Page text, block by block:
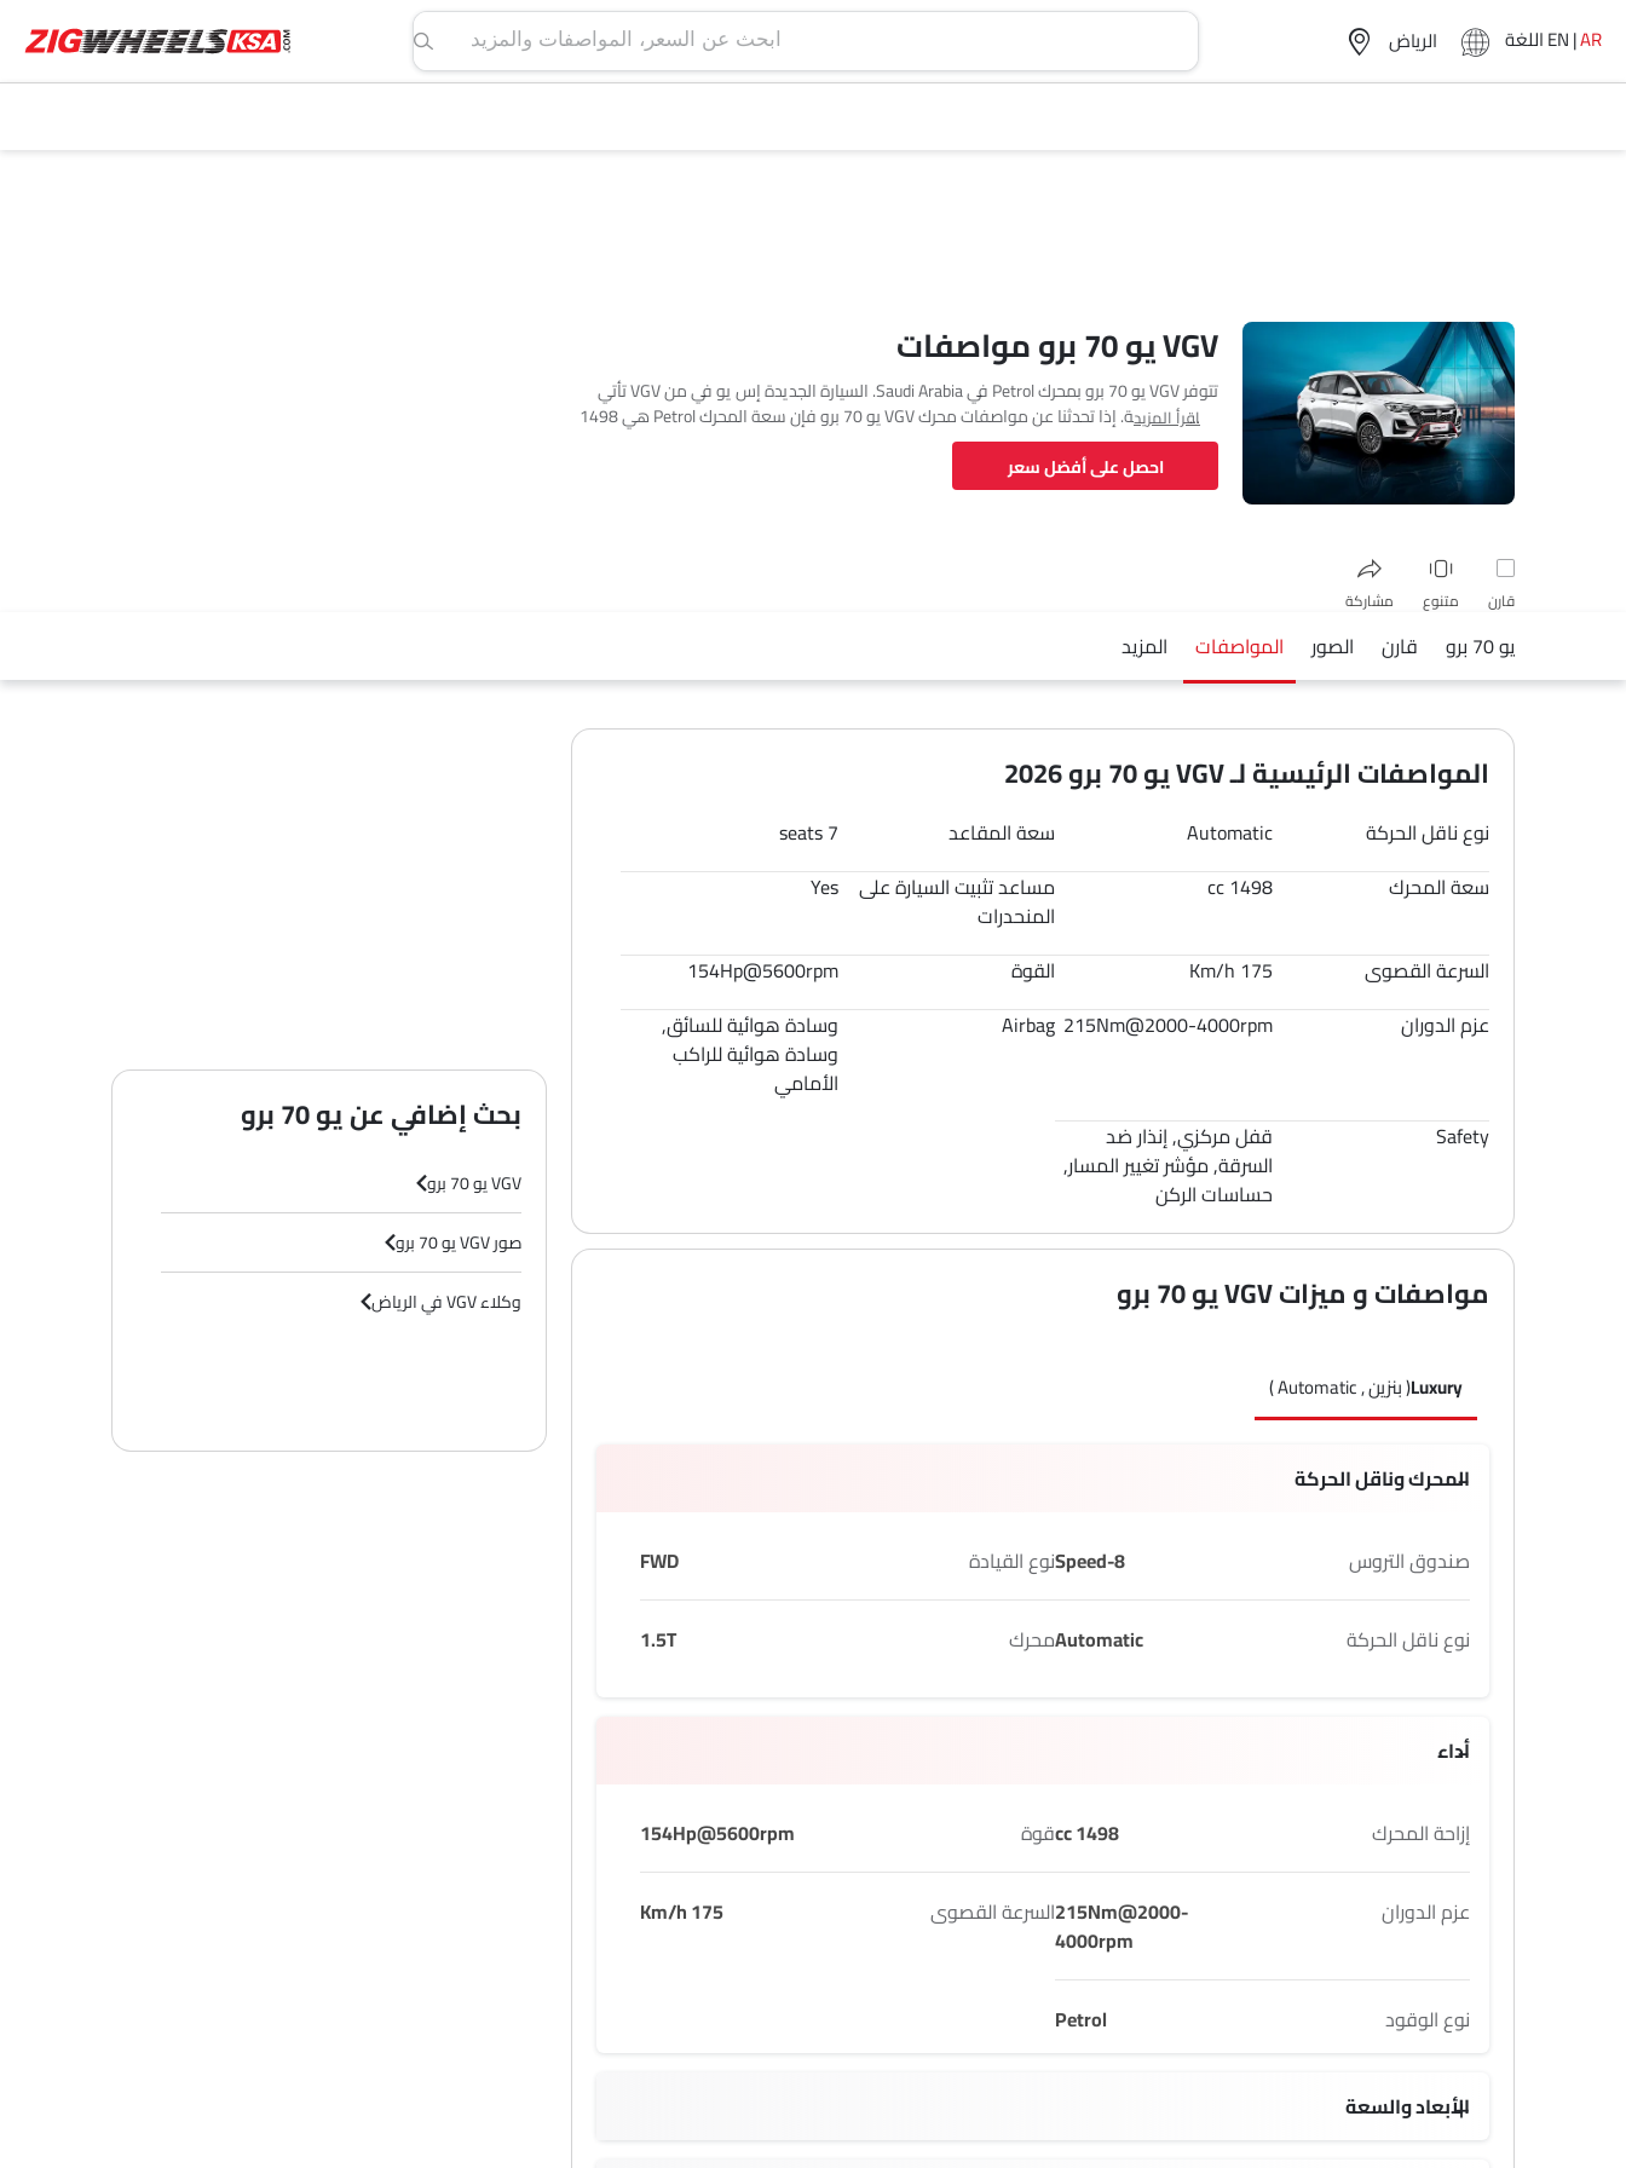
ابحث عن السعر، المواصفات والمزيد اللغةEN|AR
VGV يو 70 برو مواصفات
تتوفر VGV يو 70 برو بمحرك Petrol في Saudi Arabia. السيارة الجديدة إس يو في من VGV تأتي
بإجمالي 1 فئة. إذا تحدثنا عن مواصفات محرك VGV يو 70 برو فإن سعة المحرك Petrol هي 1498
اقرأ المزيد
احصل على أفضل سعر
قارن متنوع مشاركة
فيسبوك تويتر
يو 70 برو قارن الصور المواصفات المزيد
المواصفات الرئيسية لـ VGV يو 70 برو 2026
نوع ناقل الحركة Automatic سعة المقاعد
7 seats
سعة المحرك
1498 cc
مساعد تثبيت السيارة على
المنحدرات
Yes
السرعة القصوى 175 Km/h القوة
154Hp@5600rpm
عزم الدوران
215Nm@2000-4000rpm
Airbag
وسادة هوائية للسائق,
وسادة هوائية للراكب
الأمامي
Safety
قفل مركزي, إنذار ضد
السرقة, مؤشر تغيير المسار,
حساسات الركن
مواصفات و ميزات VGV يو 70 برو
Luxury( بنزين , Automatic )
المحرك وناقل الحركة
صندوق التروس 8-Speed نوع القيادة FWD
نوع ناقل الحركة Automaticمحرك 1.5T
أداء
إزاحة المحرك 1498 cc قوة 154Hp@5600rpm
عزم الدوران
215Nm@2000-
4000rpm
السرعة القصوى 175 Km/h
نوع الوقود Petrol
الأبعاد والسعة
بحث إضافي عن يو 70 برو
VGV يو 70 برو
صور VGV يو 70 برو
وكلاء VGV في الرياض‎